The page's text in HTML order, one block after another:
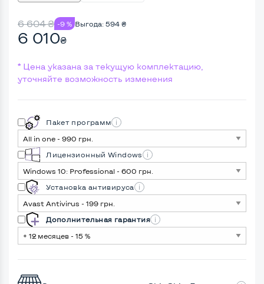
6 604₴ -9 % Выгода: 594 ₴
6 010₴
* Цена указана за текущую комплектацию,
уточняйте возможность изменения
Пакет программ
Лицензионный Windows
Установка антивируса
Дополнительная гарантия